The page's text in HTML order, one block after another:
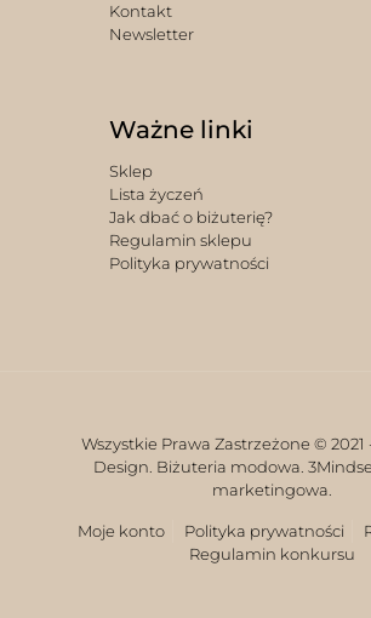
Kontakt
Newsletter
Ważne linki
Sklep
Lista życzeń
Jak dbać o biżuterię?
Regulamin sklepu
Polityka prywatności
Wszystkie Prawa Zastrzeżone © 2021
Design. Biżuteria modowa.
marketingowa.
Moje konto Polityka prywatności
Regulamin konkursu